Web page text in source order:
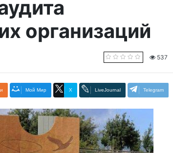
организаций
537
Мой Мир X LiveJournal Telegram